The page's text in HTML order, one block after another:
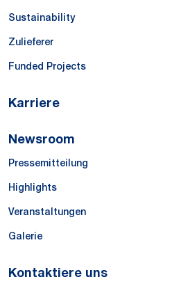
Sustainability
Zulieferer
Funded Projects
Karriere
Newsroom
Pressemitteilung
Highlights
Veranstaltungen
Galerie
Kontaktiere uns